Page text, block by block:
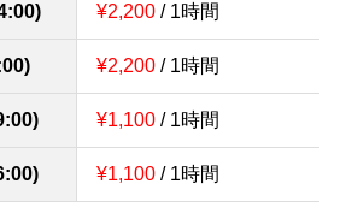
¥2,200 / 1時間
¥2,200 / 1時間
¥1,100 / 1時間
¥1,100 / 1時間